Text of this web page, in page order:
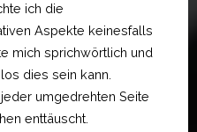
ich die
Aspekte keinesfalls
mich sprichwörtlich und
dies sein kann.
umgedrehten Seite
enttäuscht.